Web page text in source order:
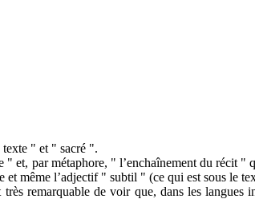
" et " sacré ".
par métaphore, " l’enchaînement du récit "
même l’adjectif " subtil " (ce qui est sous le
remarquable de voir que, dans les langues